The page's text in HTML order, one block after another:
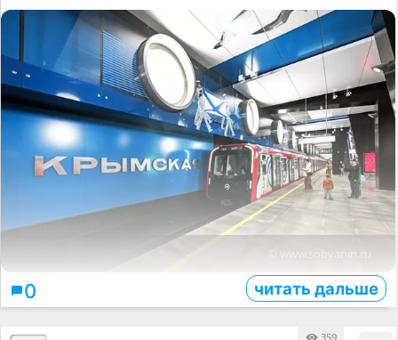
© www.sobyanin.ru
0 читать дальше
359